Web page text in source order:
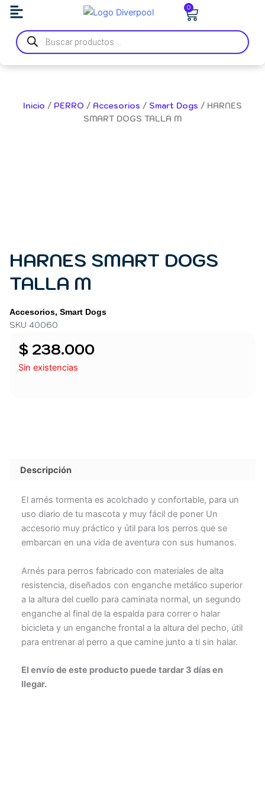
contenido
0
Carrito
Búsqueda
de
productos
Inicio / PERRO / Accesorios / Smart Dogs / HARNES
SMART DOGS TALLA M
HARNES SMART DOGS
TALLA M
Accesorios, Smart Dogs
SKU 40060
$238.000
Sin existencias
Descripción
El arnés tormenta es acolchado y confortable, para un
uso diario de tu mascota y muy fácil de poner Un
accesorio muy práctico y útil para los perros que se
embarcan en una vida de aventura con sus humanos.
Arnés para perros fabricado con materiales de alta
resistencia, diseñados con enganche metálico superior
a la altura del cuello para caminata normal, un segundo
enganche al final de la espalda para correr o halar
bicicleta y un enganche frontal a la altura del pecho, útil
para entrenar al perro a que camine junto a ti sin halar.
El envío de este producto puede tardar 3 días en
llegar.